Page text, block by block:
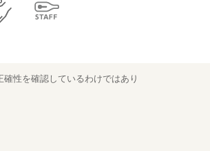
性を確認しているわけではあり